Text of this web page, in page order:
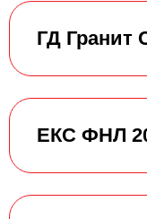
ГД Гранит
ЕКС ФНЛ